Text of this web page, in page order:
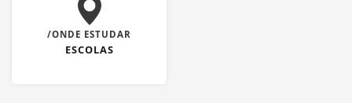
/ONDE ESTUDAR
ESCOLAS